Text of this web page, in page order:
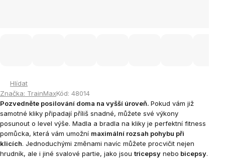
Hlídat
Značka: TrainMaxKód: 48014
Pozvedněte posilování doma na vyšší úroveň. Pokud vám již
samotné kliky připadají příliš snadné, můžete své výkony
posunout o level výše. Madla a bradla na kliky je perfektní fitness
pomůcka, která vám umožní maximální rozsah pohybu při
klicích. Jednoduchými změnami navíc můžete procvičit nejen
hrudník, ale i jiné svalové partie, jako jsou tricepsy nebo bicepsy.